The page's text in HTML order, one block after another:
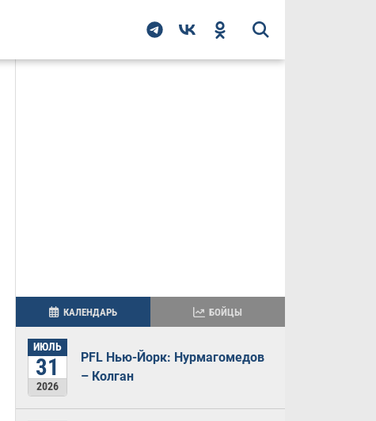
КАЛЕНДАРЬ БОЙЦЫ
ИЮЛЬ
31
2026
PFL Нью-Йорк: Нурмагомедов
– Колган